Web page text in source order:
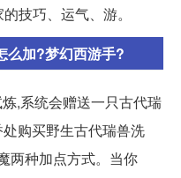
技巧、运气、游。
么加?梦幻西游手?
,系统会赠送一只古代瑞
购买野生古代瑞兽洗
两种加点方式。当你